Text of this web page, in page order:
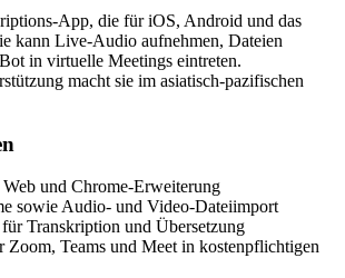
App, die für iOS, Android und das
kann Live-Audio aufnehmen, Dateien
in virtuelle Meetings eintreten.
macht sie im asiatisch-pazifischen
und Chrome-Erweiterung
sowie Audio- und Video-Dateiimport
Transkription und Übersetzung
Zoom, Teams und Meet in kostenpflichtigen